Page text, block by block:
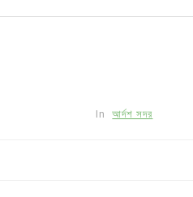
In আর্দশ সদর